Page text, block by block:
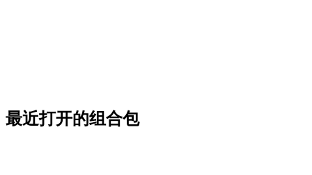
最近打开的组合包